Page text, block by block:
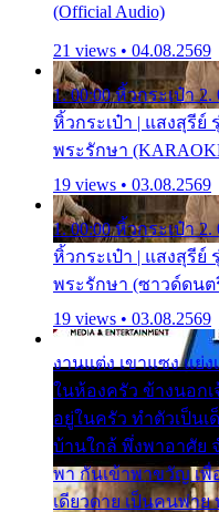
(Official Audio)
21 views • 04.08.2569
1. 00:00 หิ้วกระเป๋า 2.
หิ้วกระเป๋า | แสงสุรีย์
พระรักษา
19 views • 03.08.2569
1. 00:00 หิ้วกระเป๋า 2.
หิ้วกระเป๋า | แสงสุรีย์
พระรักษา (ซาวด์ดนต
19 views • 03.08.2569
งานแต่ง เขาแซง แย่
ในห้องครัว ข้างนอกเ
อยู่ในครัว ทำตัวเป็นเ
บ้านใกล้ พึ่งพาอาศัย
พา กันเข้าพาขวัญ เพื่
เดียวดาย เป็นคนพ่าย